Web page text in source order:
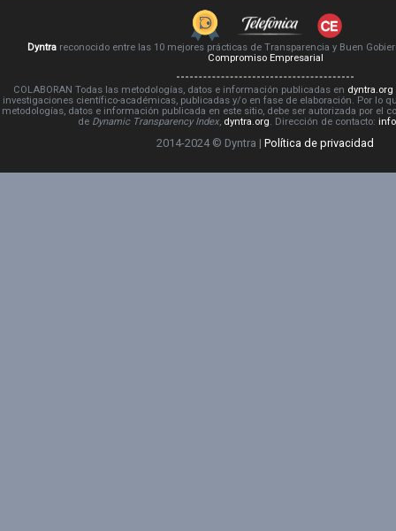
Dyntrareconocido entre las 10 mejores prácticas de Transparencia y Buen
Compromiso Empresarial
COLABORAN Todas las metodologías, datos e información publicadas en dyntra.org
investigaciones científico-académicas, publicadas y/o en fase de elaboración. Por lo
metodologías, datos e información publicada en este sitio, debe ser autorizada por el
de Dynamic Transparency Index, dyntra.org. Dirección de contacto:
2014-2024 © Dyntra | Política de privacidad